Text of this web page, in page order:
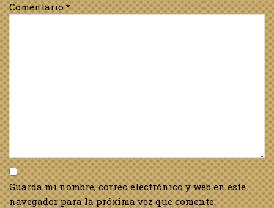
Comentario*
Guarda mi nombre, correo electrónico y web en este
navegador para la próxima vez que comente.